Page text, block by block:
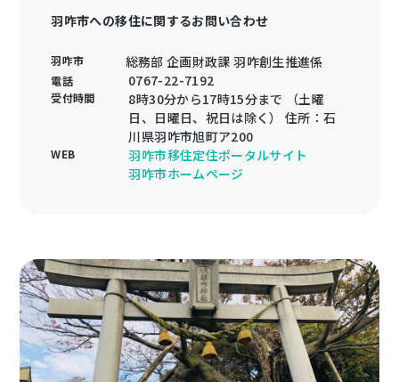
羽咋市への移住に関するお問い合わせ
羽咋市 総務部 企画財政課 羽咋創生推進係
電話 0767-22-7192
受付時間
8時30分から17時15分まで （土曜
日、日曜日、祝日は除く） 住所：石
川県羽咋市旭町ア200
WEB
羽咋市移住定住ポータルサイト
羽咋市ホームページ